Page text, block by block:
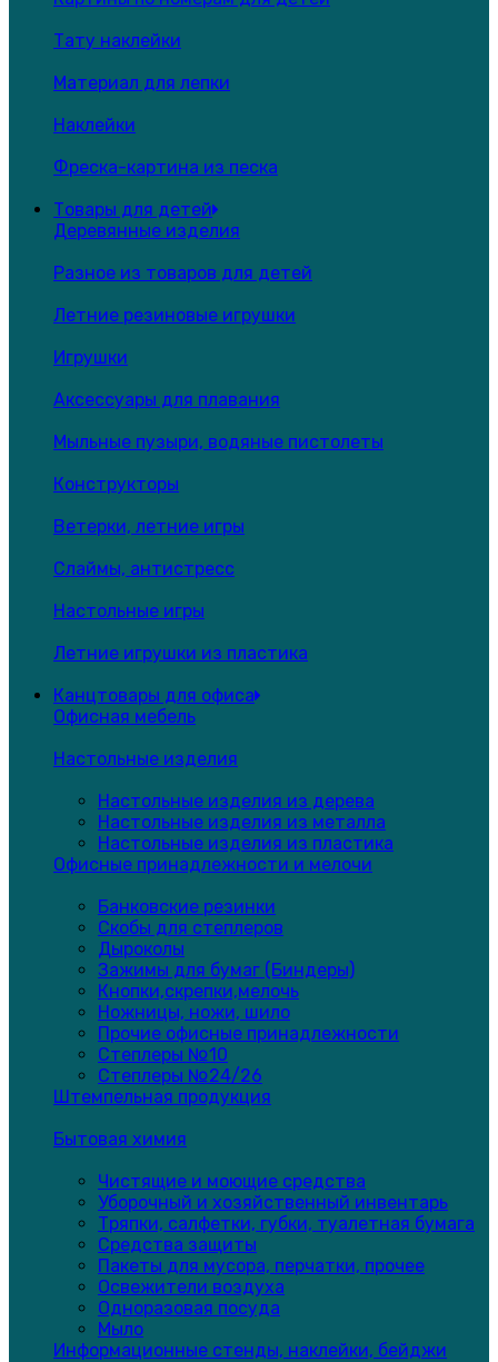
Тату наклейки
Материал для лепки
Наклейки
Фреска-картина из песка
Товары для детей
Деревянные изделия
Разное из товаров для детей
Летние резиновые игрушки
Игрушки
Аксессуары для плавания
Мыльные пузыри, водяные пистолеты
Конструкторы
Ветерки, летние игры
Слаймы, антистресс
Настольные игры
Летние игрушки из пластика
Канцтовары для офиса
Офисная мебель
Настольные изделия
Настольные изделия из дерева
Настольные изделия из металла
Настольные изделия из пластика
Офисные принадлежности и мелочи
Банковские резинки
Скобы для степлеров
Дыроколы
Зажимы для бумаг (Биндеры)
Кнопки,скрепки,мелочь
Ножницы, ножи, шило
Прочие офисные принадлежности
Степлеры №10
Степлеры №24/26
Штемпельная продукция
Бытовая химия
Чистящие и моющие средства
Уборочный и хозяйственный инвентарь
Тряпки, салфетки, губки, туалетная бумага
Средства защиты
Пакеты для мусора, перчатки, прочее
Освежители воздуха
Одноразовая посуда
Мыло
Информационные стенды, наклейки, бейджи